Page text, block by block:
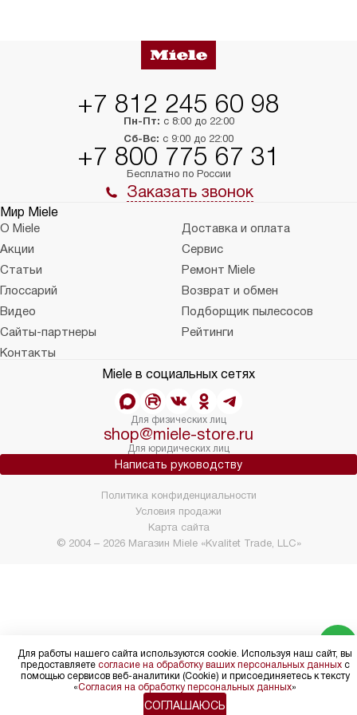
+7 812 245 60 98
Пн-Пт: с 8:00 до 22:00
Сб-Вс: с 9:00 до 22:00
+7 800 775 67 31
Бесплатно по России
Заказать звонок
Мир Miele
О Miele
Доставка и оплата
Акции
Сервис
Статьи
Ремонт Miele
Глоссарий
Возврат и обмен
Видео
Подборщик пылесосов
Сайты-партнеры
Рейтинги
Контакты
Miele в социальных сетях
Для физических лиц
shop@miele-store.ru
Для юридических лиц
Написать руководству
© 2004 – 2026 Магазин Miele «Kvalitet Trade, LLC»
Политика конфиденциальности
Условия продажи
Карта сайта
Для работы нашего сайта используются cookie. Используя наш сайт, вы
предоставляете согласие на обработку ваших персональных данныхс
помощью сервисов веб-аналитики (Cookie) и присоединяетесь к тексту
«Согласия на обработку персональных данных»
СОГЛАШАЮСЬ